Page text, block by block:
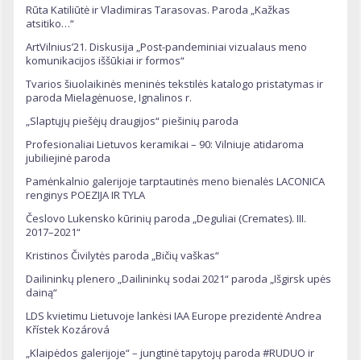
Rūta Katiliūtė ir Vladimiras Tarasovas. Paroda „Kažkas
atsitiko…“
ArtVilnius’21. Diskusija „Post-pandeminiai vizualaus meno
komunikacijos iššūkiai ir formos“
Tvarios šiuolaikinės meninės tekstilės katalogo pristatymas ir
paroda Mielagėnuose, Ignalinos r.
„Slaptųjų piešėjų draugijos“ piešinių paroda
Profesionaliai Lietuvos keramikai – 90: Vilniuje atidaroma
jubiliejinė paroda
Pamėnkalnio galerijoje tarptautinės meno bienalės LACONICA
renginys POEZIJA IR TYLA
Česlovo Lukensko kūrinių paroda „Deguliai (Cremates). III.
2017–2021“
Kristinos Čivilytės paroda „Bičių vaškas“
Dailininkų plenero „Dailininkų sodai 2021“ paroda „Išgirsk upės
dainą“
LDS kvietimu Lietuvoje lankėsi IAA Europe prezidentė Andrea
Křístek Kozárová
„Klaipėdos galerijoje“ – jungtinė tapytojų paroda #RUDUO ir